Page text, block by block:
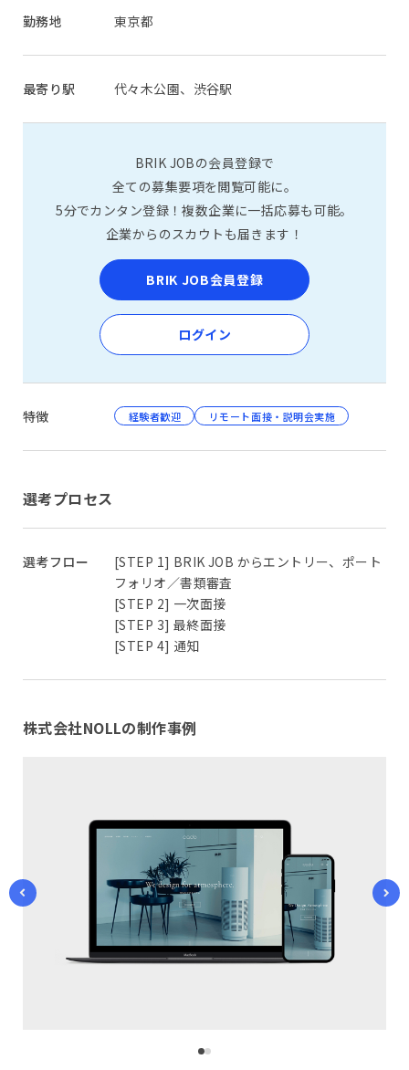
勤務地 東京都
最寄り駅 代々木公園、渋谷駅
BRIK JOBの会員登録で
全ての募集要項を閲覧可能に。
5分でカンタン登録！複数企業に一括応募も可能。
企業からのスカウトも届きます！
BRIK JOB会員登録
ログイン
特徴 経験者歓迎 リモート面接・説明会実施
選考プロセス
選考フロー
[STEP 1] BRIK JOB からエントリー、ポート
フォリオ／書類審査
[STEP 2] 一次面接
[STEP 3] 最終面接
[STEP 4] 通知
株式会社NOLLの制作事例